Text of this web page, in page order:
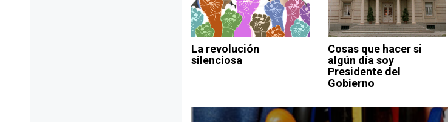
La revolución
silenciosa
Cosas que hacer si
algún día soy
Presidente del
Gobierno
Navegación